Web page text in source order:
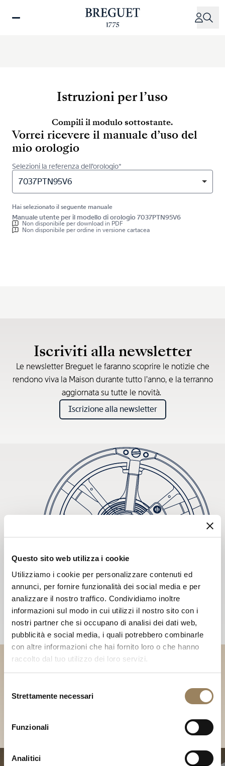
Questo sito web utilizza i cookie
Utilizziamo i cookie per personalizzare contenuti ed
annunci, per fornire funzionalità dei social media e per
analizzare il nostro traffico. Condividiamo inoltre
informazioni sul modo in cui utilizzi il nostro sito con i
nostri partner che si occupano di analisi dei dati web,
pubblicità e social media, i quali potrebbero combinarle
con altre informazioni che hai fornito loro o che hanno
raccolto dal tuo utilizzo dei loro servizi.
delStrettamente necessari
Funzionali
Analitici
Istruzioni per l’uso
Compili il modulo sottostante.
Vorrei ricevere il manuale d’uso del
mio orologio
Selezioni la referenza dell’orologio*
7037PTN95V6
Hai selezionato il seguente manuale
Manuale utente per il modello di orologio 7037PTN95V6
Non disponibile per download in PDF
Non disponibile per ordine in versione cartacea
Iscriviti alla newsletter
Le newsletter Breguet le faranno scoprire le notizie che
rendono viva la Maison durante tutto l’anno, e la terranno
aggiornata su tutte le novità.
Iscrizione alla newsletter
Scopri le nostre collezioni in
Boutique